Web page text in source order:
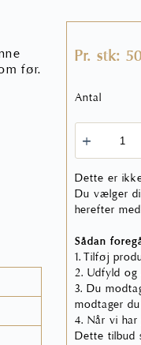
før.
Pr. stk:
Antal
Hasle
Klinker
Brun
-
Industrifliser
antal
Dette er
Du vælger
herefter
Sådan
1. Tilføj
2. Udfyld og
3. Du
modtager
4. Når vi har
Dette tilbud